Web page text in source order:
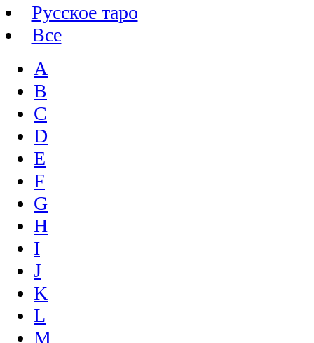
Русское таро
Все
A
B
C
D
E
F
G
H
I
J
K
L
M